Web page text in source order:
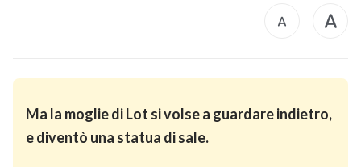
Ma la moglie di Lot si volse a guardare indietro,
e diventò una statua di sale.